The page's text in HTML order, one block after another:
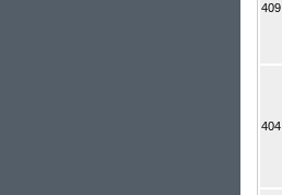
409
404